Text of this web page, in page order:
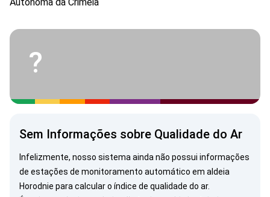
?
Sem Informações sobre Qualidade do Ar
Infelizmente, nosso sistema ainda não possui informações
de estações de monitoramento automático em aldeia
Horodnie para calcular o índice de qualidade do ar.